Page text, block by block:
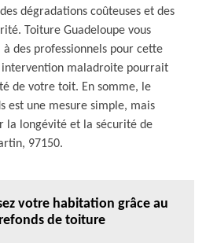
dégradations coûteuses et des
Toiture Guadeloupe vous
des professionnels pour cette
maladroite pourrait
de votre toit. En somme, le
est une mesure simple, mais
la longévité et la sécurité de
97150.
votre habitation grâce au
de toiture